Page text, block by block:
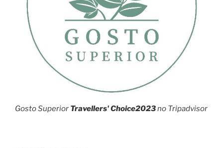
Gosto Superior Travellers' Choice2023no Tripadvisor